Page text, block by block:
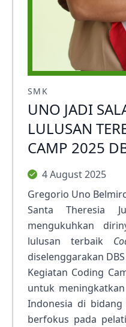
SMK
UNO JADI
LULUSAN
CAMP 2025
4 August 2025
Gregorio Uno
Santa Theresia
mengukuhkan
lulusan terbaik
diselenggarakan
Kegiatan Coding
untuk
Indonesia di
berfokus pada